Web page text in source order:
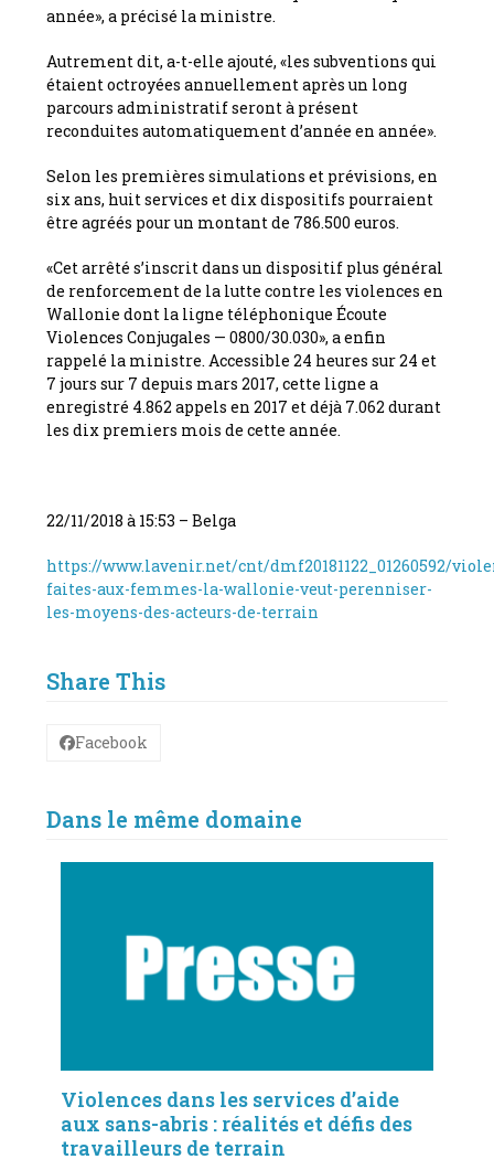
année», a précisé la ministre.
Autrement dit, a-t-elle ajouté, «les subventions qui
étaient octroyées annuellement après un long
parcours administratif seront à présent
reconduites automatiquement d’année en année».
Selon les premières simulations et prévisions, en
six ans, huit services et dix dispositifs pourraient
être agréés pour un montant de 786.500 euros.
«Cet arrêté s’inscrit dans un dispositif plus général
de renforcement de la lutte contre les violences en
Wallonie dont la ligne téléphonique Écoute
Violences Conjugales — 0800/30.030», a enfin
rappelé la ministre. Accessible 24 heures sur 24 et
7 jours sur 7 depuis mars 2017, cette ligne a
enregistré 4.862 appels en 2017 et déjà 7.062 durant
les dix premiers mois de cette année.
22/11/2018 à 15:53 – Belga
https://www.lavenir.net/cnt/dmf20181122_01260592/
faites-aux-femmes-la-wallonie-veut-perenniser-
les-moyens-des-acteurs-de-terrain
Share This
Facebook
Dans le même domaine
Violences dans les services d’aide
aux sans-abris : réalités et défis des
travailleurs de terrain